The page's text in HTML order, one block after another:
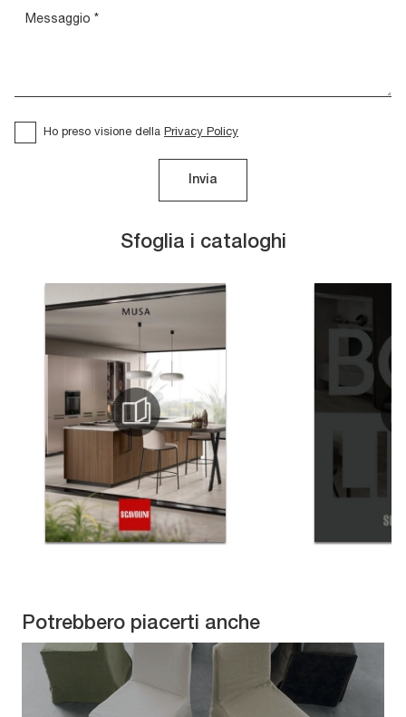
Sfoglia i cataloghi
Ho preso visione della Privacy Policy
Invia
Potrebbero piacerti anche